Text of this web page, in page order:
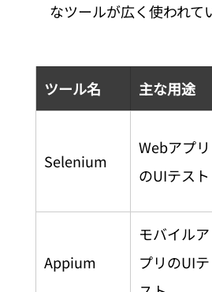
なツールが広く使われて
ツール名 主な用途
Selenium
Webアプリ
のUIテスト
Appium
モバイルア
プリのUIテ